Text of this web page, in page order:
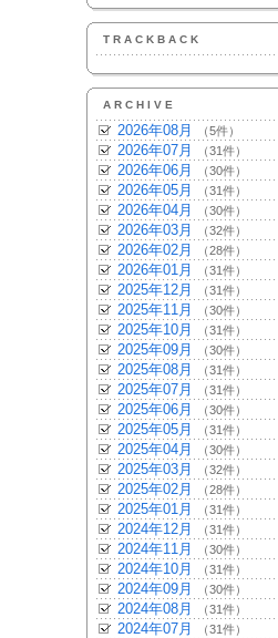
TRACKBACK
ARCHIVE
2026年08月 （5件）
2026年07月 （31件）
2026年06月 （30件）
2026年05月 （31件）
2026年04月 （30件）
2026年03月 （32件）
2026年02月 （28件）
2026年01月 （31件）
2025年12月 （31件）
2025年11月 （30件）
2025年10月 （31件）
2025年09月 （30件）
2025年08月 （31件）
2025年07月 （31件）
2025年06月 （30件）
2025年05月 （31件）
2025年04月 （30件）
2025年03月 （32件）
2025年02月 （28件）
2025年01月 （31件）
2024年12月 （31件）
2024年11月 （30件）
2024年10月 （31件）
2024年09月 （30件）
2024年08月 （31件）
2024年07月 （31件）